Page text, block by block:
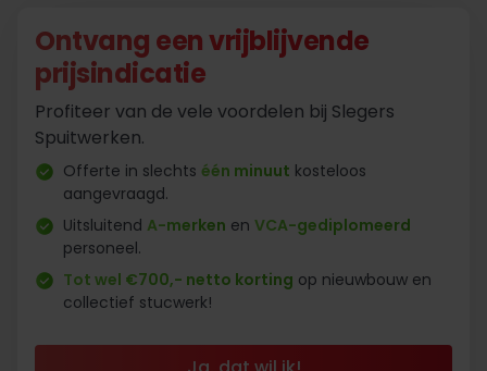
Ontvang een vrijblijvende
prijsindicatie
Profiteer van de vele voordelen bij Slegers
Spuitwerken.
Offerte in slechts één minuut kosteloos
aangevraagd.
Uitsluitend A-merken en VCA-gediplomeerd
personeel.
Tot wel €700,- netto korting op nieuwbouw en
collectief stucwerk!